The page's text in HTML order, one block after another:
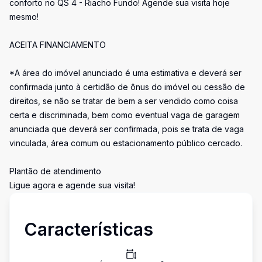
conforto no QS 4 - Riacho Fundo! Agende sua visita hoje
mesmo!
ACEITA FINANCIAMENTO
*A área do imóvel anunciado é uma estimativa e deverá ser
confirmada junto à certidão de ônus do imóvel ou cessão de
direitos, se não se tratar de bem a ser vendido como coisa
certa e discriminada, bem como eventual vaga de garagem
anunciada que deverá ser confirmada, pois se trata de vaga
vinculada, área comum ou estacionamento público cercado.
Plantão de atendimento
Ligue agora e agende sua visita!
Características